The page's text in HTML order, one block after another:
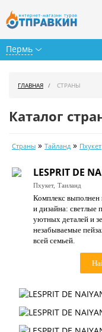
Пермь
Календарь туров
Цены дня
Страны
Как купить
ГЛАВНАЯ СТРАНЫ
Каталог
Страны » Тайланд » Пхукет
LESPRIT DE
Пхукет, Таиланд
Комплекс выполнен
и дизайна: светлые
уютных деталей и
незабываемые
всей семьей.